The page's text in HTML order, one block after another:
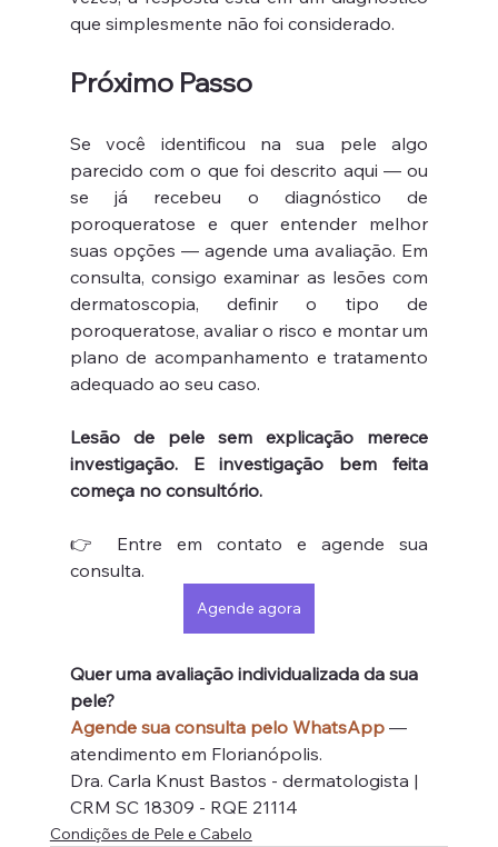
que simplesmente não foi considerado.
Próximo Passo
Se você identificou na sua pele algo
parecido com o que foi descrito aqui — ou
se já recebeu o diagnóstico de
poroqueratose e quer entender melhor
suas opções — agende uma avaliação. Em
consulta, consigo examinar as lesões com
dermatoscopia, definir o tipo de
poroqueratose, avaliar o risco e montar um
plano de acompanhamento e tratamento
adequado ao seu caso.
Lesão de pele sem explicação merece
investigação. E investigação bem feita
começa no consultório.
👉 Entre em contato e agende sua
consulta.
Agende agora
Quer uma avaliação individualizada da sua
pele?
Agende sua consulta pelo WhatsApp —
atendimento em Florianópolis.
Dra. Carla Knust Bastos - dermatologista |
CRM SC 18309 - RQE 21114
Condições de Pele e Cabelo